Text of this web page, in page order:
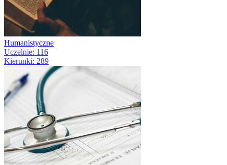
Humanistyczne
Uczelnie: 116
Kierunki: 289